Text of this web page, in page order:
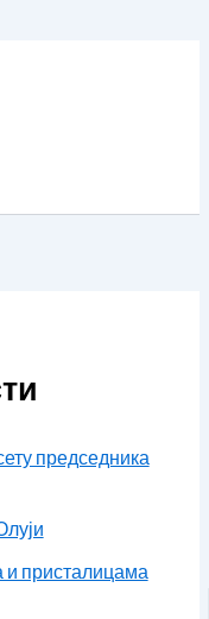
председника
и присталицама